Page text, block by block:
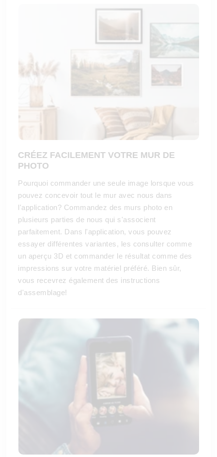
CRÉEZ FACILEMENT VOTRE MUR DE
PHOTO
Pourquoi commander une seule image lorsque vous
pouvez concevoir tout le mur avec nous dans
l'application? Commandez des murs photo en
plusieurs parties de nous qui s'associent
parfaitement. Dans l'application, vous pouvez
essayer différentes variantes, les consulter comme
un aperçu 3D et commander le résultat comme des
impressions sur votre matériel préféré. Bien sûr,
vous recevrez également des instructions
d'assemblage!